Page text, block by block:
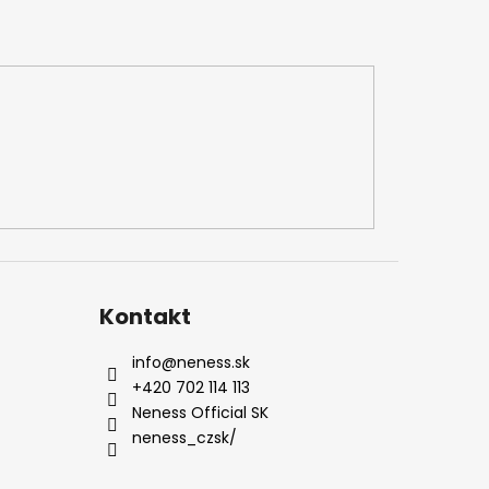
Kontakt
info@neness.sk
+420 702 114 113
Neness Official SK
neness_czsk/